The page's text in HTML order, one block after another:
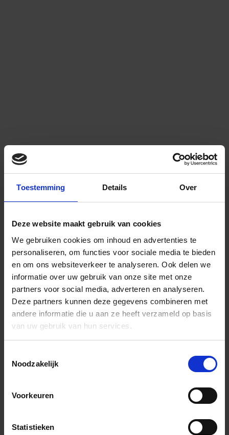
Toestemming Details Over
Deze website maakt gebruik van cookies
We gebruiken cookies om inhoud en advertenties te
personaliseren, om functies voor sociale media te bieden
en om ons websiteverkeer te analyseren. Ook delen we
informatie over uw gebruik van onze site met onze
partners voor social media, adverteren en analyseren.
Deze partners kunnen deze gegevens combineren met
andere informatie die u aan ze heeft verzameld op basis
van uw gebruik van hun services.
Noodzakelijk
Voorkeuren
Statistieken